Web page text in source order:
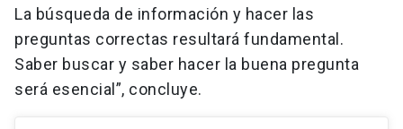
La búsqueda de información y hacer las
preguntas correctas resultará fundamental.
Saber buscar y saber hacer la buena pregunta
será esencial”, concluye.